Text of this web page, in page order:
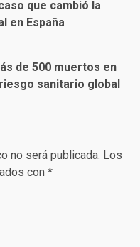
que cambió la
en España
de 500 muertos en
sanitario global
no será publicada. Los
con *